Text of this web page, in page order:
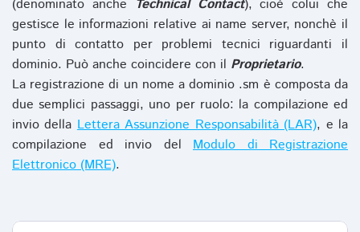
(denominato anche Technical Contact), cioè colui che
gestisce le informazioni relative ai name server, nonchè il
punto di contatto per problemi tecnici riguardanti il
dominio. Può anche coincidere con il Proprietario.
La registrazione di un nome a dominio .sm è composta da
due semplici passaggi, uno per ruolo: la compilazione ed
invio dellaLettera Assunzione Responsabilità (LAR), e la
compilazione ed invio del Modulo di Registrazione
Elettronico (MRE).